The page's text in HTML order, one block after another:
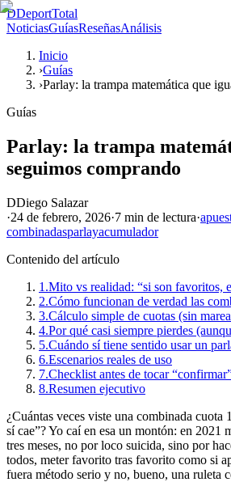
DDeportTotal
NoticiasGuíasReseñasAnálisis
Inicio
›Guías
›Parlay: la trampa matemática que
Guías
Parlay: la trampa
seguimos comprando
DDiego Salazar
·24 de febrero, 2026·7 min de lectura·
combinadasparlayacumulador
Contenido del artículo
1.Mito vs realidad: “si son favoritos,
2.Cómo funcionan de verdad las
3.Cálculo simple de cuotas (sin
4.Por qué casi siempre pierdes
5.Cuándo sí tiene sentido usar un
6.Escenarios reales de uso
7.Checklist antes de tocar
8.Resumen ejecutivo
¿Cuántas veces viste una combinada cuota
sí cae”? Yo caí en esa un montón: en 2021
tres meses, no por loco suicida, sino por
todos, meter favorito tras favorito como si
fuera método serio y no, bueno, una ruleta